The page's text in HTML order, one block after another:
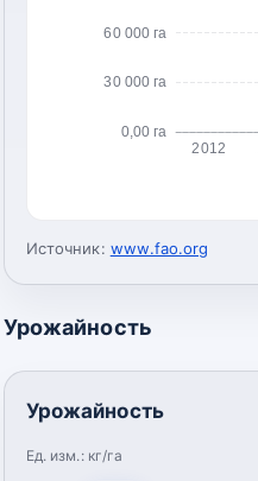
0,00 га
30 000 га
60 000 га
2012
Источник: www.fao.org
Урожайность
Урожайность
Ед. изм.: кг/га